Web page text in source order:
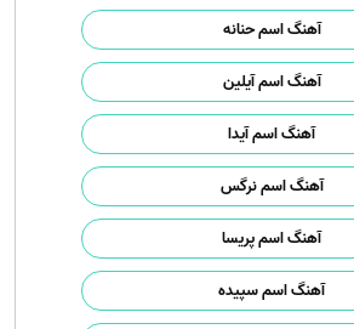
آهنگ اسم حنانه
آهنگ اسم آیلین
آهنگ اسم آیدا
آهنگ اسم نرگس
آهنگ اسم پریسا
آهنگ اسم سپیده